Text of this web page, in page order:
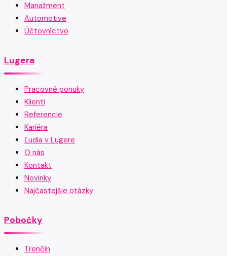
Manažment
Automotive
Účtovníctvo
Lugera
Pracovné ponuky
Klienti
Referencie
Kariéra
Ľudia v Lugere
O nás
Kontakt
Novinky
Najčastejšie otázky
Pobočky
Trenčín